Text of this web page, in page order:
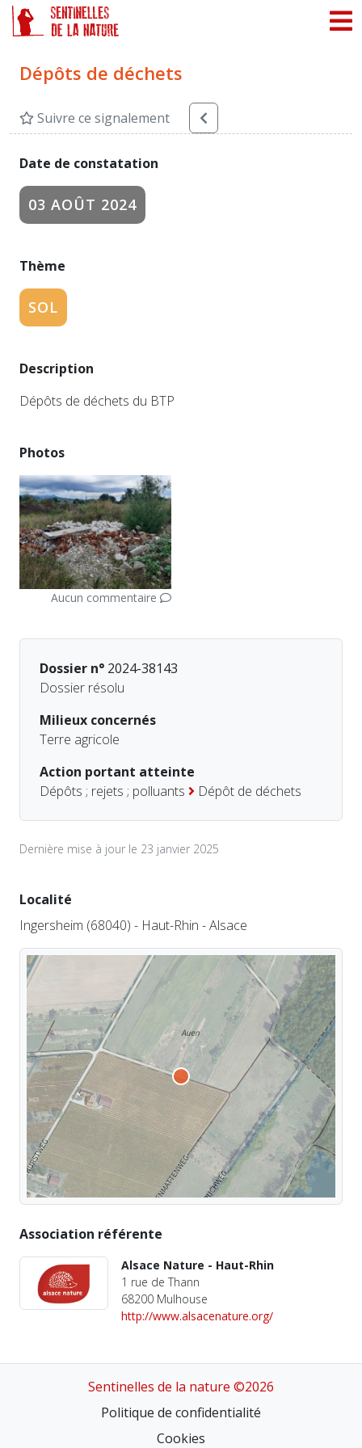
Dépôts de déchets
Suivre ce signalement
Date de constatation
03 AOÛT 2024
Thème
SOL
Description
Dépôts de déchets du BTP
Photos
Aucun commentaire
Dossier n° 2024-38143
Dossier résolu
Milieux concernés
Terre agricole
Action portant atteinte
Dépôts ; rejets ; polluants
Dépôt de déchets
Dernière mise à jour le 23 janvier 2025
Localité
Ingersheim (68040) - Haut-Rhin - Alsace
Association référente
Alsace Nature - Haut-Rhin
1 rue de Thann
68200 Mulhouse
http://www.alsacenature.org/
Sentinelles de la nature ©2026
Politique de confidentialité
Cookies
Panneau de gestion des cookies